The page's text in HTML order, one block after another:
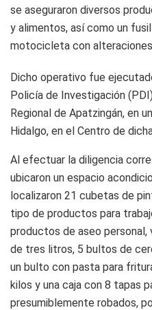
se aseguraron diversos
y alimentos, así como un
motocicleta con
Dicho operativo fue
Policía de Investigación
Regional de Apatzingán, en
Hidalgo, en el Centro de
Al efectuar la diligencia
ubicaron un espacio
localizaron 21 cubetas de
tipo de productos para
productos de aseo
de tres litros, 5 bultos de
un bulto con pasta para
kilos y una caja con 8 tapas
presumiblemente robados,